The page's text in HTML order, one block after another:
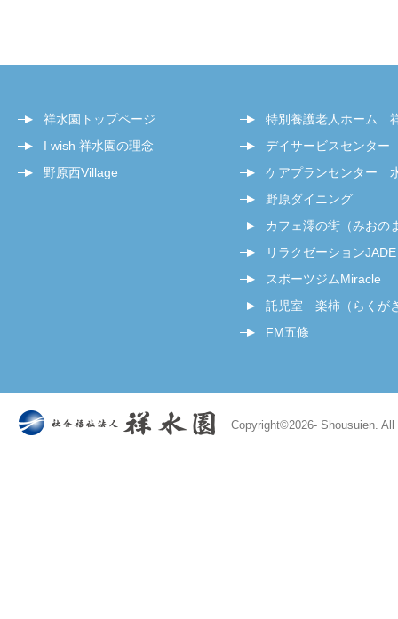
祥水園トップページ
I wish 祥水園の理念
野原西Village
特別養護老人ホーム
デイサービスセンタ
ケアプランセンター
野原ダイニング
カフェ澪の街（みおの
リラクゼーションJADE
スポーツジムMiracle
託児室 楽柿（らくが
FM五條
Copyright©2026- Shousuien.